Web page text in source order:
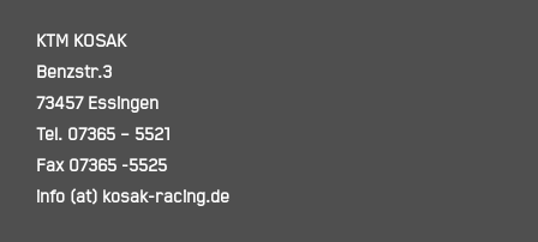
KTM KOSAK
Benzstr.3
73457 Essingen
Tel. 07365 – 5521
Fax 07365 -5525
info (at) kosak-racing.de